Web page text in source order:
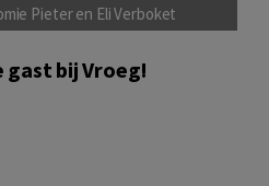
Pieter en Eli Verboket
gast bij Vroeg!